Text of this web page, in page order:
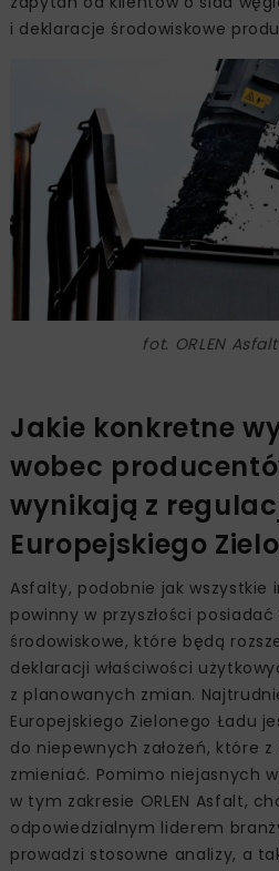
i deklaracje środowiskowe
fot. ORLEN
Jakie konkretne
wobec
wynikają z
Europejskiego
Asfalty, podobnie jak wszystkie
powinny w przyszłości
środowiskowe, które będą
deklaracji właściwości
z planowanych zmian.
Europejskiego Zielonego Ładu
do niepewnych założeń, które
zmieniać. Pomimo niejasnych
w tym zakresie ORLEN Asfalt,
odpowiedzialnym liderem
prowadzi stosowne analizy, a